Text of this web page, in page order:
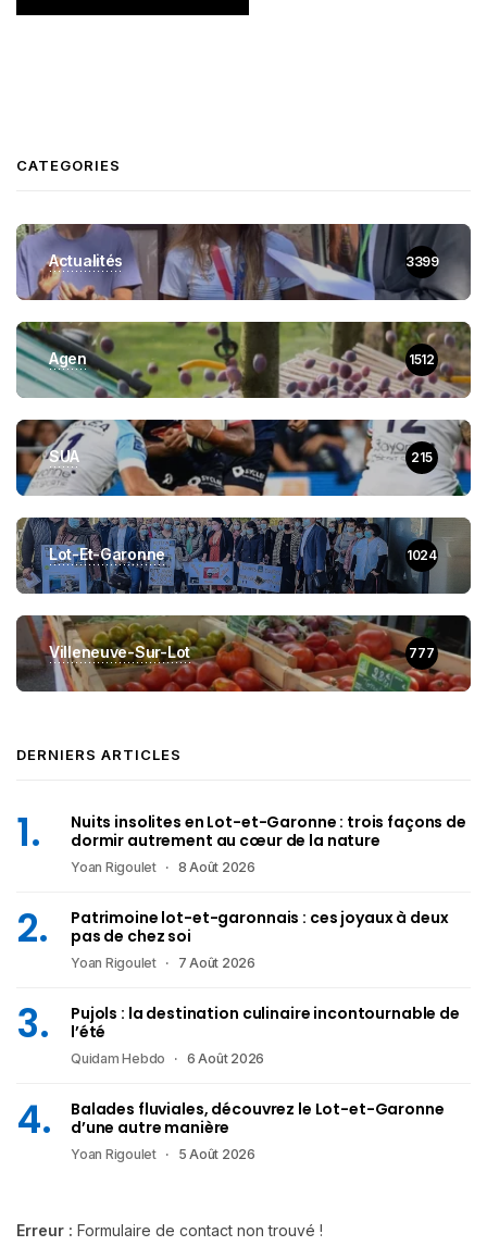
CATEGORIES
Actualités 3399
Agen 1512
SUA 215
Lot-Et-Garonne 1024
Villeneuve-Sur-Lot 777
DERNIERS ARTICLES
Nuits insolites en Lot-et-Garonne : trois façons de
dormir autrement au cœur de la nature
Yoan Rigoulet 8 Août 2026
Patrimoine lot-et-garonnais : ces joyaux à deux
pas de chez soi
Yoan Rigoulet 7 Août 2026
Pujols : la destination culinaire incontournable de
l’été
Quidam Hebdo 6 Août 2026
Balades fluviales, découvrez le Lot-et-Garonne
d’une autre manière
Yoan Rigoulet 5 Août 2026
Erreur : Formulaire de contact non trouvé !